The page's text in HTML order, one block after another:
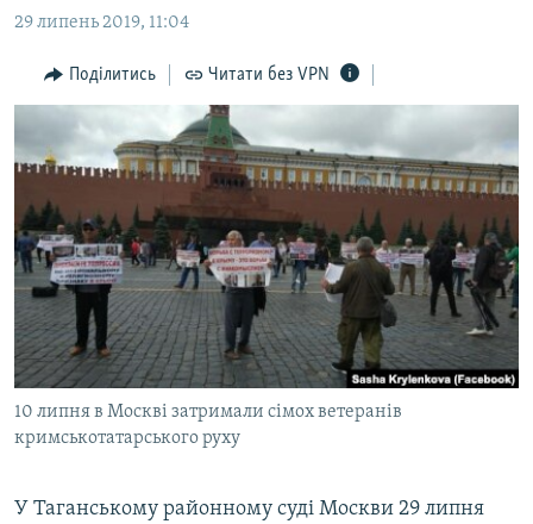
Перейти
пошукуІНТЕРВ'Ю
ВСЕ ЗА ДЕНЬ
СПЕЦПРОЕКТИ
ДЕПОРТАЦІЯ
ВІДЕОУРОКИ «ELIFBE»
СВІДЧЕННЯ ОКУПАЦІЇ
УКРАЇНСЬКА ПРОБЛЕМА КРИМУ
ІНФОГРАФІКА
ЯК ОБІЙТИ БЛОКУВАННЯ
Русский
Qırımtatar
ДОЛУЧАЙСЯ!
29 липень 2019, 11:04
Поділитись Читати без VPN
10 липня в Москві затримали сімох ветеранів
кримськотатарського руху
У Таганському районному суді Москви 29 липня